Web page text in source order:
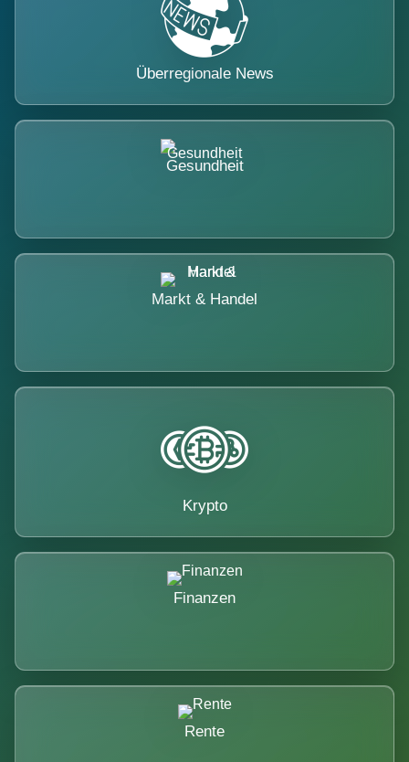
Überregionale News
Gesundheit
Markt & Handel
Krypto
Finanzen
Rente